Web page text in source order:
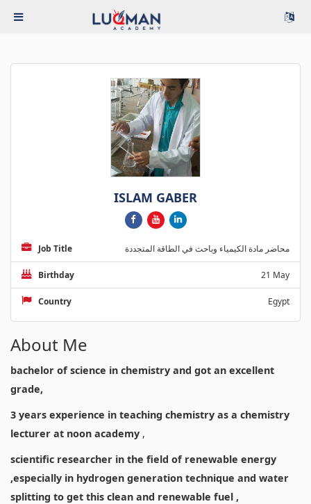
ISLAM GABER
Job Title محاضر مادة الكيمياء وباحث في الطاقة المتجددة
Birthday 21 May
Country Egypt
About Me
bachelor of science in chemistry and got an excellent
grade,
3 years experience in teaching chemistry as a chemistry
lecturer at noon academy ,
scientific researcher in the field of renewable energy
,especially in hydrogen generation technique and water
splitting to get this clean and renewable fuel ,